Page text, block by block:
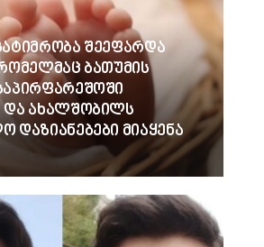
შეეფარდა
ბათუმის
და ახალშობილს
დაზიანებები მიაყენა